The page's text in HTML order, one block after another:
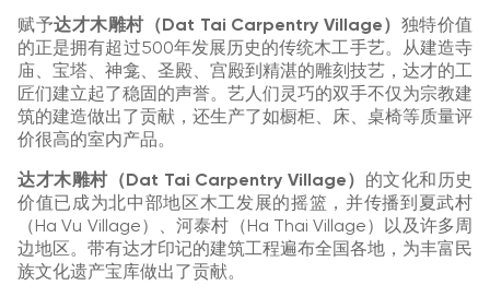
赋予达才木雕村（Dat Tai Carpentry Village） 独特价值
的正是拥有超过500年发展历史的传统木工手艺。从建造寺
庙、宝塔、神龛、圣殿、宫殿到精湛的雕刻技艺，达才的工
匠们建立起了稳固的声誉。艺人们灵巧的双手不仅为宗教建
筑的建造做出了贡献，还生产了如橱柜、床、桌椅等质量评
价很高的室内产品。
达才木雕村（Dat Tai Carpentry Village） 的文化和历史
价值已成为北中部地区木工发展的摇篮，并传播到夏武村
（Ha Vu Village）、河泰村（Ha Thai Village）以及许多周
边地区。带有达才印记的建筑工程遍布全国各地，为丰富民
族文化遗产宝库做出了贡献。